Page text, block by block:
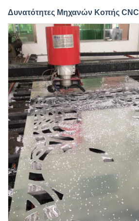
Δυνατότητες Μηχανών Κοπής CNC